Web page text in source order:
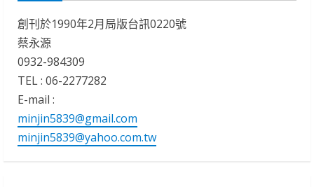
創刊於1990年2月局版台訊0220號
蔡永源
0932-984309
TEL : 06-2277282
E-mail :
minjin5839@gmail.com
minjin5839@yahoo.com.tw